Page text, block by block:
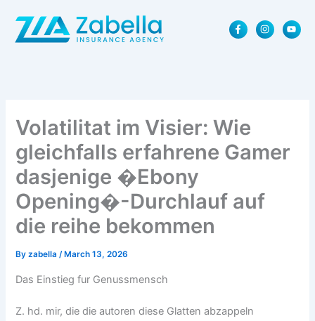
content
F
a
c
I
n
s
Y
o
u
Volatilitat im Visier: Wie
gleichfalls erfahrene Gamer
dasjenige �Ebony
Opening�-Durchlauf auf
die reihe bekommen
Byzabella/ March 13, 2026
Das Einstieg fur Genussmensch
Z. hd. mir, die die autoren diese Glatten abzappeln